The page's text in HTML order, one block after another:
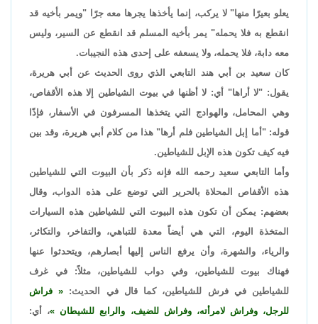
يعلو بعيرًا منها" لا يركب، إنما يأخذها يجرها معه جرًا "ويمر بأخيه قد
انقطع به فلا يحمله" يمر بأخيه المسلم قد انقطع عن السير، وليس
معه دابة، فلا يحمله، ولا يسعفه على إحدى هذه النجيبات.
كان سعيد بن أبي هند التابعي الذي روى الحديث عن أبي هريرة،
يقول: "لا أراها" أي: لا أظنها في بيوت الشياطين إلا هذه الأقفاص،
وهي المحامل، والهوادج التي يتخذها المسرفون في الأسفار، فإذًا
قوله: "أما إبل الشياطين فلم أرها" هذا من كلام أبي هريرة، وقد بين
فيه كيف تكون هذه الإبل للشياطين.
وأما التابعي سعيد رحمه الله فإنه ذكر بأن البيوت التي للشياطين
هذه الأقفاص المحلاة بالحرير التي توضع على هذه الدواب، وقال
بعضهم: يمكن أن تكون هذه البيوت التي للشياطين هذه السيارات
المتخذة اليوم، التي هي أيضاً معدة للتباهي، والتفاخر، والتكاثر،
والرياء، والشهرة، وأن يرفع الناس إليها أبصارهم، ويتحدثوا عنها
فهناك بيوت للشياطين، وفي دواب للشياطين، مثلاً: في غرف
للشياطين في فرش للشياطين، كما قال في الحديث:
فراش
للرجل، وفراش لامرأته، وفراش للضيف، والرابع للشيطان
، أي: